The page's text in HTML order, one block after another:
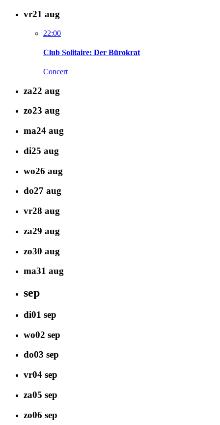
vr21 aug
22:00
Club Solitaire: Der Bürokrat
Concert
za22 aug
zo23 aug
ma24 aug
di25 aug
wo26 aug
do27 aug
vr28 aug
za29 aug
zo30 aug
ma31 aug
sep
di01 sep
wo02 sep
do03 sep
vr04 sep
za05 sep
zo06 sep